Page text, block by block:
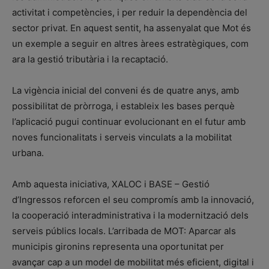
activitat i competències, i per reduir la dependència del
sector privat. En aquest sentit, ha assenyalat que Mot és
un exemple a seguir en altres àrees estratègiques, com
ara la gestió tributària i la recaptació.
La vigència inicial del conveni és de quatre anys, amb
possibilitat de pròrroga, i estableix les bases perquè
l’aplicació pugui continuar evolucionant en el futur amb
noves funcionalitats i serveis vinculats a la mobilitat
urbana.
Amb aquesta iniciativa, XALOC i BASE – Gestió
d’Ingressos reforcen el seu compromís amb la innovació,
la cooperació interadministrativa i la modernització dels
serveis públics locals. L’arribada de MOT: Aparcar als
municipis gironins representa una oportunitat per
avançar cap a un model de mobilitat més eficient, digital i